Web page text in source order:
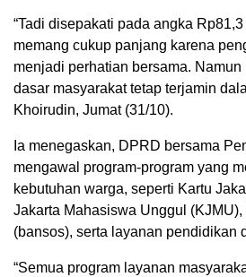
“Tadi disepakati pada angka
memang cukup panjang karena
menjadi perhatian bersama.
dasar masyarakat tetap terjamin
Khoirudin, Jumat (31/10).
Ia menegaskan, DPRD bersama
mengawal program-program yang
kebutuhan warga, seperti Kartu
Jakarta Mahasiswa Unggul (KJMU),
(bansos), serta layanan pendidikan
“Semua program layanan